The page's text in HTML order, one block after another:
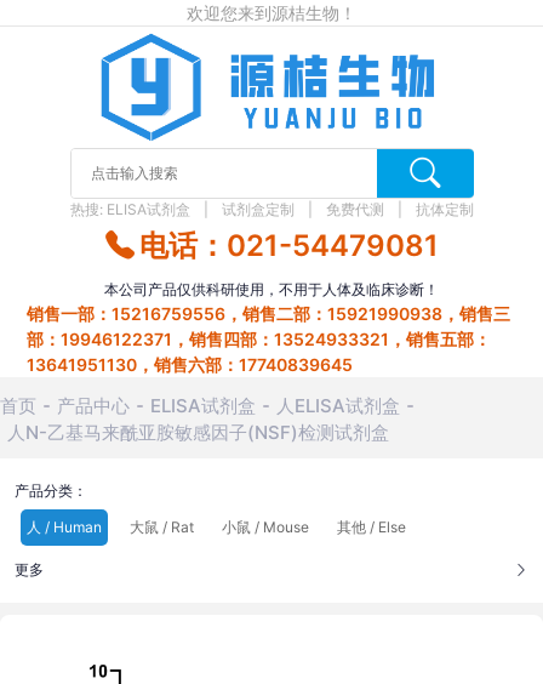
欢迎您来到源桔生物！
热搜: ELISA试剂盒 试剂盒定制 免费代测 抗体定制
电话：021-54479081
本公司产品仅供科研使用，不用于人体及临床诊断！
销售一部：15216759556，销售二部：15921990938，销售三
部：19946122371，销售四部：13524933321，销售五部：
13641951130，销售六部：17740839645
首页 产品中心 ELISA试剂盒
人ELISA试剂盒
人N-乙基马来酰亚胺敏感因子(NSF)检测试剂盒
产品分类：
人 / Human
大鼠 / Rat 小鼠 / Mouse 其他 / Else
更多